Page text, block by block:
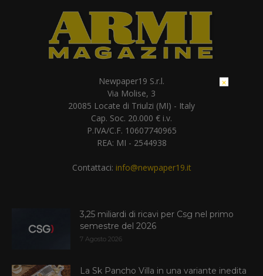
Newpaper19 S.r.l.
Via Molise, 3
20085 Locate di Triulzi (MI) - Italy
Cap. Soc. 20.000 € i.v.
P.IVA/C.F. 10607740965
REA: MI - 2544938
Contattaci: info@newpaper19.it
3,25 miliardi di ricavi per Csg nel primo
semestre del 2026
7 Agosto 2026
La Sk Pancho Villa in una variante inedita
×